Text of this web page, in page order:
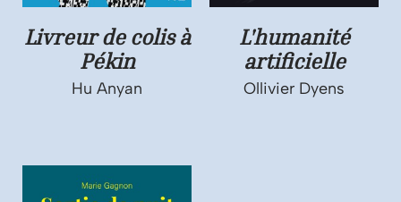
Livreur de colis à
Pékin
Hu Anyan
L'humanité
artificielle
Ollivier Dyens